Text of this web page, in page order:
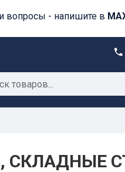
вопросы - напишите в
СКЛАДНЫЕ